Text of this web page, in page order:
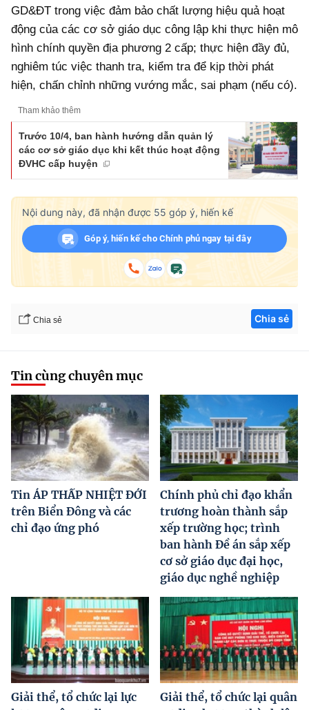
GD&ĐT trong việc đảm bảo chất lượng hiệu quả hoạt
động của các cơ sở giáo dục công lập khi thực hiện mô
hình chính quyền địa phương 2 cấp; thực hiện đầy đủ,
nghiêm túc việc thanh tra, kiểm tra để kịp thời phát
hiện, chấn chỉnh những vướng mắc, sai phạm (nếu có).
Tham khảo thêm
Trước 10/4, ban hành hướng dẫn quản lý
các cơ sở giáo dục khi kết thúc hoạt động
ĐVHC cấp huyện
Nội dung này, đã nhận được 55 góp ý, hiến kế
Góp ý, hiến kế cho Chính phủ ngay tại đây
Chia sẻ Chia sẻ
Tin cùng chuyên mục
Tin ÁP THẤP NHIỆT ĐỚI
trên Biển Đông và các
chỉ đạo ứng phó
Chính phủ chỉ đạo khẩn
trương hoàn thành sắp
xếp trường học; trình
ban hành Đề án sắp xếp
cơ sở giáo dục đại học,
giáo dục nghề nghiệp
Giải thể, tổ chức lại lực
Giải thể, tổ chức lại quân